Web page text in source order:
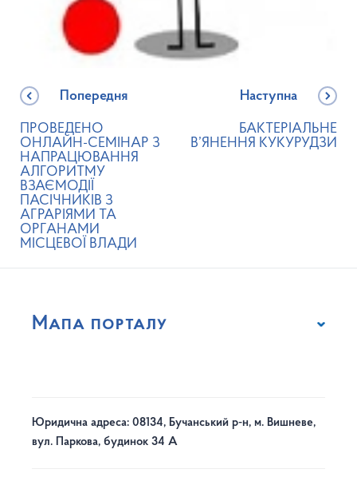
Попередня
ПРОВЕДЕНО
ОНЛАЙН-СЕМІНАР З
НАПРАЦЮВАННЯ
АЛГОРИТМУ
ВЗАЄМОДІЇ
ПАСІЧНИКІВ З
АГРАРІЯМИ ТА
ОРГАНАМИ
МІСЦЕВОЇ ВЛАДИ
Наступна
БАКТЕРІАЛЬНЕ
В’ЯНЕННЯ КУКУРУДЗИ
Мапа порталу
Юридична адреса: 08134, Бучанський р-н, м. Вишневе,
вул. Паркова, будинок 34 А